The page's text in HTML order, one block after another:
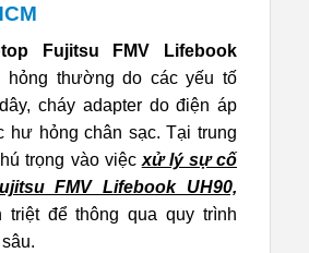
Fujitsu FMV Lifebook
hỏng thường do các yếu tố
cháy adapter do điện áp
hư hỏng chân sạc. Tại trung
trọng vào việc xử lý sự cố
FMV Lifebook UH90,
để thông qua quy trình